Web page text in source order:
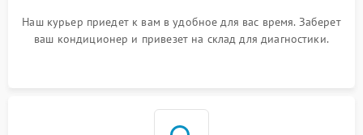
Наш курьер приедет к вам в удобное для вас время. Заберет
ваш кондиционер и привезет на склад для диагностики.